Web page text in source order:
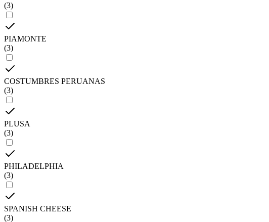
(3)
PIAMONTE
(3)
COSTUMBRES PERUANAS
(3)
PLUSA
(3)
PHILADELPHIA
(3)
SPANISH CHEESE
(3)